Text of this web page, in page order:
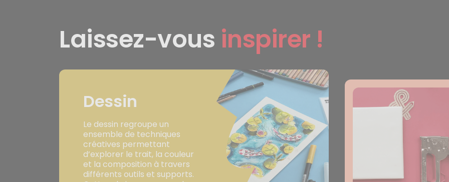
Laissez-vous inspirer !
Dessin
Le dessin regroupe un
ensemble de techniques
créatives permettant
d’explorer le trait, la couleur
et la composition à travers
différents outils et supports.